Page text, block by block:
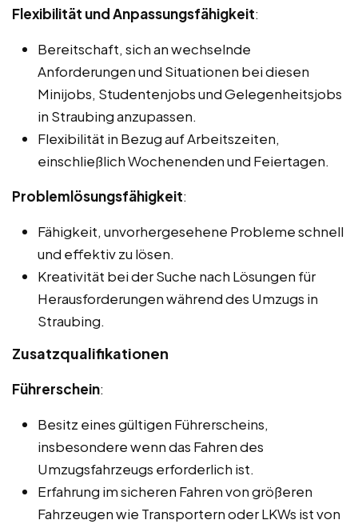
Flexibilität und Anpassungsfähigkeit:
Bereitschaft, sich an wechselnde
Anforderungen und Situationen bei diesen
Minijobs, Studentenjobs und Gelegenheitsjobs
in Straubing anzupassen.
Flexibilität in Bezug auf Arbeitszeiten,
einschließlich Wochenenden und Feiertagen.
Problemlösungsfähigkeit:
Fähigkeit, unvorhergesehene Probleme schnell
und effektiv zu lösen.
Kreativität bei der Suche nach Lösungen für
Herausforderungen während des Umzugs in
Straubing.
Zusatzqualifikationen
Führerschein:
Besitz eines gültigen Führerscheins,
insbesondere wenn das Fahren des
Umzugsfahrzeugs erforderlich ist.
Erfahrung im sicheren Fahren von größeren
Fahrzeugen wie Transportern oder LKWs ist von